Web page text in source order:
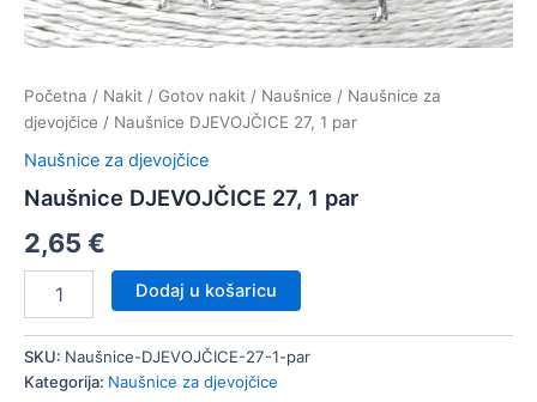
Početna / Nakit / Gotov nakit / Naušnice / Naušnice za
djevojčice / Naušnice DJEVOJČICE 27, 1 par
Naušnice za djevojčice
Naušnice DJEVOJČICE 27, 1 par
2,65 €
DJEVOJČICE
1
par
Dodaj u košaricu
SKU: Naušnice-DJEVOJČICE-27-1-par
Kategorija: Naušnice za djevojčice